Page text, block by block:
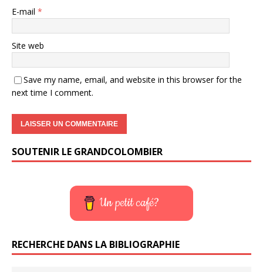
E-mail *
Site web
Save my name, email, and website in this browser for the
next time I comment.
SOUTENIR LE GRANDCOLOMBIER
Un petit café?
RECHERCHE DANS LA BIBLIOGRAPHIE